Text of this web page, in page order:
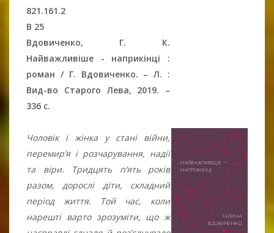
821.161.2
В 25
Вдовиченко, Г. К.
Найважливіше - наприкінці :
роман / Г. Вдовиченко. – Л. :
Вид-во Старого Лева, 2019. –
336 c.
Чоловік і жінка у стані війни,
перемир’я і розчарування, надії
та віри. Тридцять п’ять років
разом, дорослі діти, складний
період життя. Той час, коли
нарешті варто зрозуміти, що ж